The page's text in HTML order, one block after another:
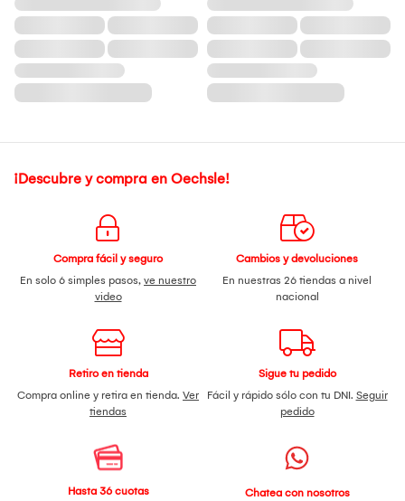
¡Descubre y compra en Oechsle!
Compra fácil y seguro
En solo 6 simples pasos, ve nuestro
video
Cambios y devoluciones
En nuestras 26 tiendas a nivel
nacional
Retiro en tienda
Compra online y retira en tienda. Ver
tiendas
Sigue tu pedido
Fácil y rápido sólo con tu DNI. Seguir
pedido
Hasta 36 cuotas
Chatea con nosotros